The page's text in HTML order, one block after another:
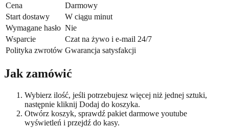
Cena
Darmowy
Start dostawy
W ciągu minut
Wymagane hasło Nie
Wsparcie
Czat na żywo i e-mail 24/7
Polityka zwrotów Gwarancja satysfakcji
Jak zamówić
Wybierz ilość, jeśli potrzebujesz więcej niż jednej sztuki,
następnie kliknij Dodaj do koszyka.
Otwórz koszyk, sprawdź pakiet darmowe youtube
wyświetleń i przejdź do kasy.